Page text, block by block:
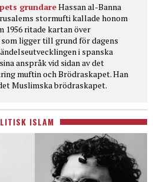
grundareHassan al-Banna
stormufti kallade honom
1956 ritade kartan över
ligger till grund för dagens
i spanska
anspråk vid sidan av det
muftin och Brödraskapet. Han
Muslimska brödraskapet.
ISLAM